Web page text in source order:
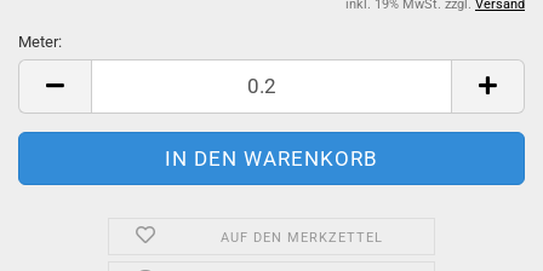
inkl. 19% MwSt. zzgl. Versand
Meter:
Meter
AUF DEN MERKZETTEL